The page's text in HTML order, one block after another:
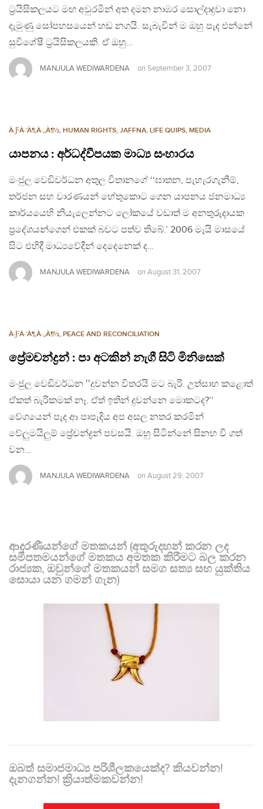
ට්‍රයිසිකලයට මඟ අවුරමින් අත දමන නාඹර සොල්දාදුවා නො
දැමුණු සෝපහසයෙන් හඬ නගයි. සැබැවින් ම ඔහු පැද එන්නේ
සුවිශේෂී ට්‍රයිසිකලයකි. ඒ ඔහු…
MANJULA WEDIWARDENA on September 3, 2007
À·ƑÀ·’À¶‚À·„À¶½, HUMAN RIGHTS, JAFFNA, LIFE QUIPS, MEDIA
යාපනය : අර්ධද්වීපයක මාධ්‍ය සංහාරය
මංජුල වෙඩිවර්ධන අතුල විතානගේ ‘‘ඝාතන, පැහැරගැනීම්,
තර්ජන සහ වාරණයන් හේතුකොට ගෙන යාපනය ජනමාධ්‍ය
කාර්යයෙහි නියැලෙන්නට ලෝකයේ වඩාත් ම අනතුරුදායක
ප‍්‍රදේශයන්ගෙන් එකක් බවට පත්ව තිබේ.’ 2006 මැයි මාසයේ
සිට එහිදී මාධ්‍යවේදීන් දෙදෙනෙක් ද…
MANJULA WEDIWARDENA on August 31, 2007
À·ƑÀ·’À¶‚À·„À¶½, PEACE AND RECONCILIATION
ප්‍රේමචන්ද්‍රන් : පා අටකින් නැගී සිටි මිනිසෙක්
මංජුල වෙඩිවර්ධන ‛‛දුවන්න විතරයි මට බැරි. උත්සාහ කළොත්
ඒකත් බැරිකමක් නෑ. ඒත් ඉතින් දුවන්නෙ මොකටද?’’
වේගයෙන් පැද ආ පාපැදිය අප අසල නතර කරමින්
වේලුමයිලුම් ප්‍රේචන්ද්‍රන් පවසයි. ඔහු සිටින්නේ සිනහ වී ගත්
වන…
MANJULA WEDIWARDENA on August 29, 2007
ආදරණීයන්ගේ මතකයන් (අතුරුදහන් කරන ලද
සමීපතමයන්ගේ මතකය අමතක කිරීමට බල කරන
රාජ්‍යක, ඔවුන්ගේ මතකයන් සමග සත්‍ය සහ යුක්තිය
සොයා යන ගමන් ගැන)
ඔබත් සමාජමාධ්‍ය පරිශීලකයෙක්ද? කියවන්න!
දැනගන්න! ක්‍රියාත්මකවන්න!